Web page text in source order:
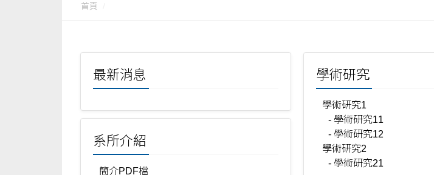
首頁
最新消息
系所介紹
簡介PDF檔
學術研究
學術研究1
- 學術研究11
- 學術研究12
學術研究2
- 學術研究21